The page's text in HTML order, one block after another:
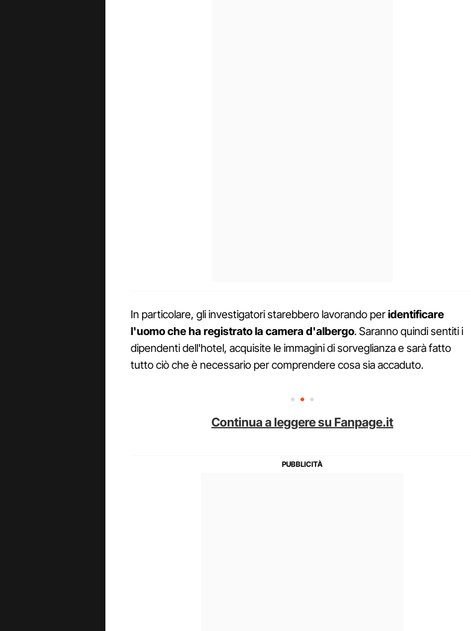
In particolare, gli investigatori starebbero lavorando peridentificare
l'uomo che ha registrato la camera d'albergo. Saranno quindi sentiti i
dipendenti dell'hotel, acquisite le immagini di sorveglianza e sarà fatto
tutto ciò che è necessario per comprendere cosa sia accaduto.
Continua a leggere su Fanpage.it